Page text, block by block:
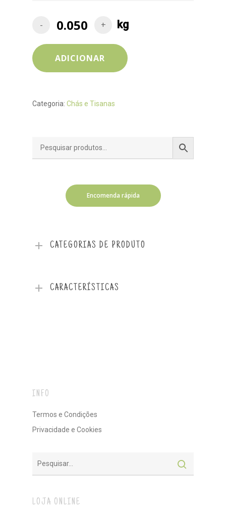
ADICIONAR
Categoria: Chás e Tisanas
Encomenda rápida
CATEGORIAS DE PRODUTO
CARACTERÍSTICAS
INFO
Termos e Condições
Privacidade e Cookies
LOJA ONLINE